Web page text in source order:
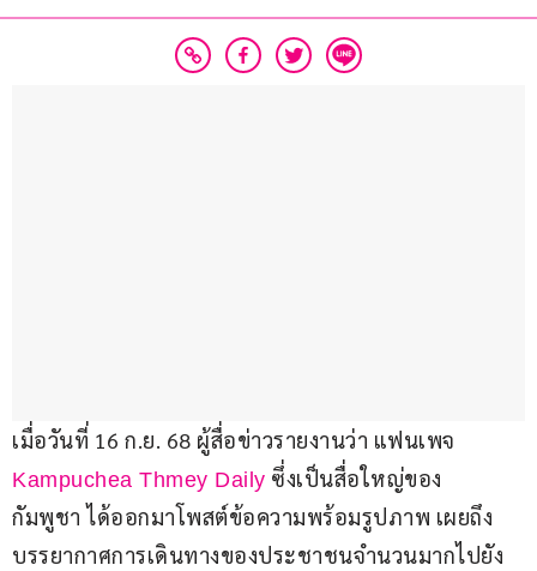
เมื่อวันที่ 16 ก.ย. 68 ผู้สื่อข่าวรายงานว่า แฟนเพจ
Kampuchea Thmey Daily ซึ่งเป็นสื่อใหญ่ของ
กัมพูชา ได้ออกมาโพสต์ข้อความพร้อมรูปภาพ เผยถึง
บรรยากาศการเดินทางของประชาชนจำนวนมากไปยัง